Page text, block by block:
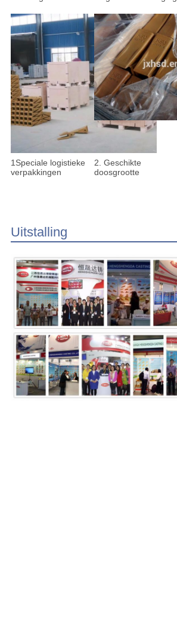
1Speciale logistieke
verpakkingen
2. Geschikte
doosgrootte
Uitstalling